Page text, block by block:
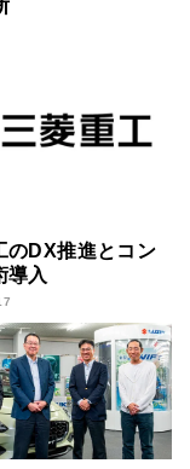
のDX推進とコン
導入